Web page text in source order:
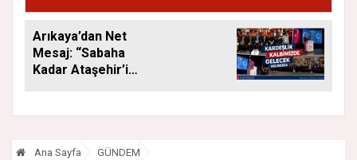
Arıkaya’dan Net
Mesaj: “Sabaha
Kadar Ataşehir’i
Ana Sayfa GÜNDEM